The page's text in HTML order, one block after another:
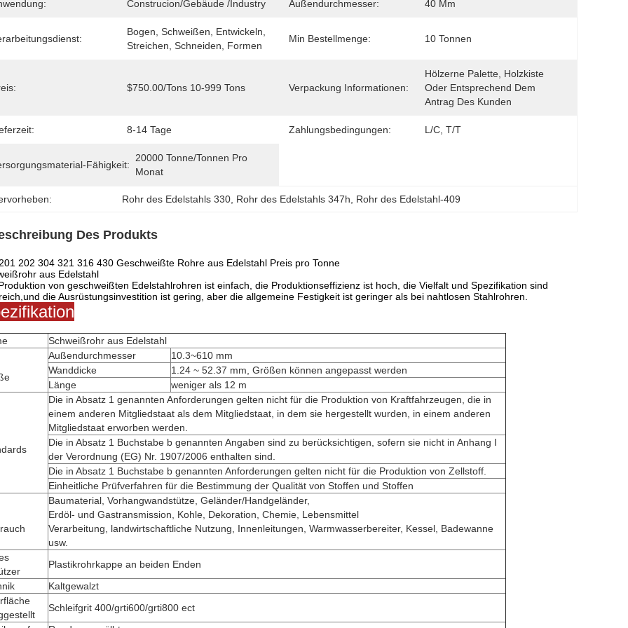
Construcion/Gebäude /Industry Außendurchmesser: 40 Mm
Bogen, Schweißen, Entwickeln,
Streichen, Schneiden, Formen
Min Bestellmenge: 10 Tonnen
$750.00/Tons 10-999 Tons Verpackung Informationen:
Hölzerne Palette, Holzkiste
Oder Entsprechend Dem
Antrag Des Kunden
8-14 Tage Zahlungsbedingungen: L/C, T/T
Fähigkeit:
20000 Tonne/Tonnen Pro
Monat
Rohr des Edelstahls 330 Rohr des Edelstahls 347h Rohr des Edelstahl-409
Des Produkts
202 304 321 316 430 Geschweißte Rohre aus Edelstahl Preis pro Tonne
aus Edelstahl
von geschweißten Edelstahlrohren ist einfach, die Produktionseffizienz ist hoch, die Vielfalt und Spezifikation sind
die Ausrüstungsinvestition ist gering, aber die allgemeine Festigkeit ist geringer als bei nahtlosen Stahlrohren.
Schweißrohr aus Edelstahl
Außendurchmesser
10.3~610 mm
Wanddicke
1.24 ~ 52.37 mm, Größen können angepasst werden
Länge
weniger als 12 m
Die in Absatz 1 genannten Anforderungen gelten nicht für die Produktion von Kraftfahrzeugen, die in
einem anderen Mitgliedstaat als dem Mitgliedstaat, in dem sie hergestellt wurden, in einem anderen
Mitgliedstaat erworben werden.
Die in Absatz 1 Buchstabe b genannten Angaben sind zu berücksichtigen, sofern sie nicht in Anhang I
der Verordnung (EG) Nr. 1907/2006 enthalten sind.
Die in Absatz 1 Buchstabe b genannten Anforderungen gelten nicht für die Produktion von Zellstoff.
Einheitliche Prüfverfahren für die Bestimmung der Qualität von Stoffen und Stoffen
Baumaterial, Vorhangwandstütze, Geländer/Handgeländer,
Erdöl- und Gastransmission, Kohle, Dekoration, Chemie, Lebensmittel
Verarbeitung, landwirtschaftliche Nutzung, Innenleitungen, Warmwasserbereiter, Kessel, Badewanne
usw.
Plastikrohrkappe an beiden Enden
Kaltgewalzt
Schleifgrit 400/grti600/grti800 ect